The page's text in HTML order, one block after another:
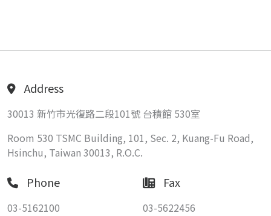
Address
30013 新竹市光復路二段101號 台積館 530室
Room 530 TSMC Building, 101, Sec. 2, Kuang-Fu Road,
Hsinchu, Taiwan 30013, R.O.C.
Phone
03-5162100
Fax
03-5622456